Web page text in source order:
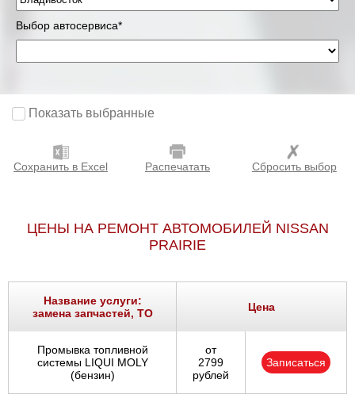
Выбор автосервиса*
Показать выбранные
Сохранить в Excel Распечатать Сбросить выбор
ЦЕНЫ НА РЕМОНТ АВТОМОБИЛЕЙ NISSAN
PRAIRIE
Название услуги:
замена запчастей, ТО
Цена
Промывка топливной
системы LIQUI MOLY
(бензин)
от
2799
рублей
Записаться